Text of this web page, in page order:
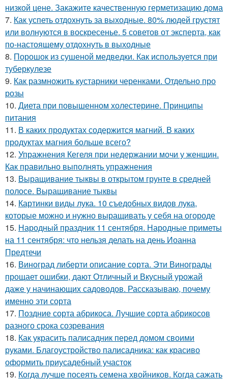
низкой цене. Закажите качественную герметизацию дома
7. Как успеть отдохнуть за выходные. 80% людей грустят
или волнуются в воскресенье. 5 советов от эксперта, как
по-настоящему отдохнуть в выходные
8. Порошок из сушеной медведки. Как используется при
туберкулезе
9. Как размножить кустарники черенками. Отдельно про
розы
10. Диета при повышенном холестерине. Принципы
питания
11. В каких продуктах содержится магний. В каких
продуктах магния больше всего?
12. Упражнения Кегеля при недержании мочи у женщин.
Как правильно выполнять упражнения
13. Выращивание тыквы в открытом грунте в средней
полосе. Выращивание тыквы
14. Картинки виды лука. 10 съедобных видов лука,
которые можно и нужно выращивать у себя на огороде
15. Народный праздник 11 сентября. Народные приметы
на 11 сентября: что нельзя делать на день Иоанна
Предтечи
16. Виноград либерти описание сорта. Эти Винограды
прощает ошибки, дают Отличный и Вкусный урожай
даже у начинающих садоводов. Рассказываю, почему
именно эти сорта
17. Поздние сорта абрикоса. Лучшие сорта абрикосов
разного срока созревания
18. Как украсить палисадник перед домом своими
руками. Благоустройство палисадника: как красиво
оформить приусадебный участок
19. Когда лучше посеять семена хвойников. Когда сажать